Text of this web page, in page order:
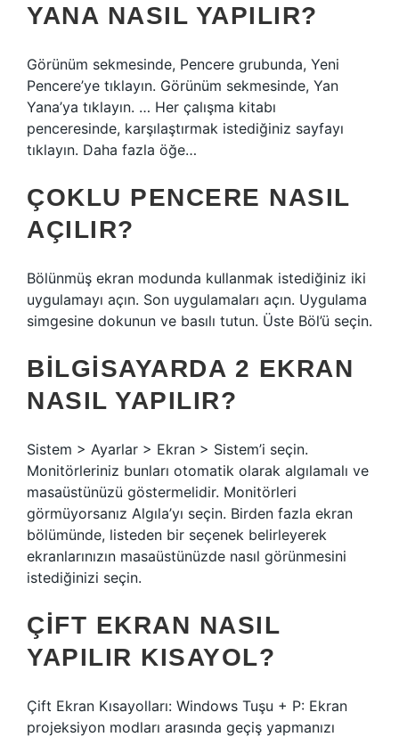
YANA NASIL YAPILIR?
Görünüm sekmesinde, Pencere grubunda, Yeni
Pencere’ye tıklayın. Görünüm sekmesinde, Yan
Yana’ya tıklayın. … Her çalışma kitabı
penceresinde, karşılaştırmak istediğiniz sayfayı
tıklayın. Daha fazla öğe…
ÇOKLU PENCERE NASIL
AÇILIR?
Bölünmüş ekran modunda kullanmak istediğiniz iki
uygulamayı açın. Son uygulamaları açın. Uygulama
simgesine dokunun ve basılı tutun. Üste Böl’ü seçin.
BILGISAYARDA 2 EKRAN
NASIL YAPILIR?
Sistem > Ayarlar > Ekran > Sistem’i seçin.
Monitörleriniz bunları otomatik olarak algılamalı ve
masaüstünüzü göstermelidir. Monitörleri
görmüyorsanız Algıla’yı seçin. Birden fazla ekran
bölümünde, listeden bir seçenek belirleyerek
ekranlarınızın masaüstünüzde nasıl görünmesini
istediğinizi seçin.
ÇIFT EKRAN NASIL
YAPILIR KISAYOL?
Çift Ekran Kısayolları: Windows Tuşu + P: Ekran
projeksiyon modları arasında geçiş yapmanızı